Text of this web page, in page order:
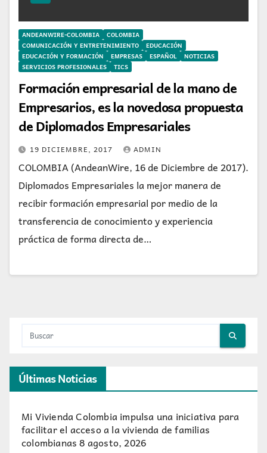
ANDEANWIRE-COLOMBIA
COLOMBIA
COMUNICACIÓN Y ENTRETENIMIENTO
EDUCACIÓN
EDUCACIÓN Y FORMACIÓN
EMPRESAS ESPAÑOL
NOTICIAS
SERVICIOS PROFESIONALES
TICS
Formación empresarial de la mano de
Empresarios, es la novedosa propuesta
de Diplomados Empresariales
19 DICIEMBRE, 2017 ADMIN
COLOMBIA (AndeanWire, 16 de Diciembre de 2017).
Diplomados Empresariales la mejor manera de
recibir formación empresarial por medio de la
transferencia de conocimiento y experiencia
práctica de forma directa de…
Últimas Noticias
Mi Vivienda Colombia impulsa una iniciativa para
facilitar el acceso a la vivienda de familias
colombianas 8 agosto, 2026